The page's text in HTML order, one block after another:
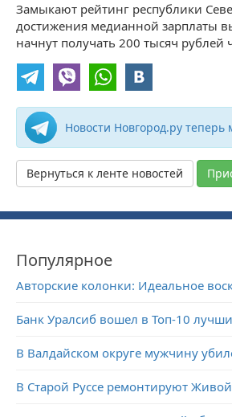
Замыкают рейтинг республики
достижения медианной зарплаты
начнут получать 200 тысяч рублей
Новости Новгород.ру
Вернуться к ленте новостей
Популярное
Авторские колонки: Идеальное
Банк Уралсиб вошел в Топ-10
В Валдайском округе мужчину
В Старой Руссе ремонтируют